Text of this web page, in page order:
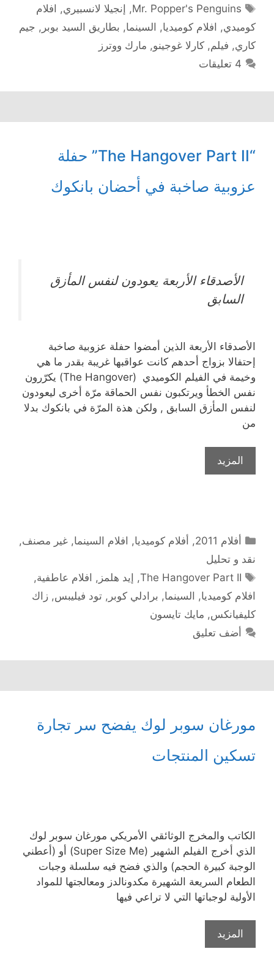
الوسوم
Mr. Popper's Penguins
, إنجيلا لانسبيري, افلام
كوميدي, افلام كوميديا, السينما, بطاريق السيد بوبر , جيم
كاري, فيلم, كارلا غوجينو, مارك ووترز
4 تعليقات
“The Hangover Part II” حفلة
عزوبية صاخبة في أحضان بانكوك
الأصدقاء الأربعة يعودون لنفس المأزق
السابق
الأصدقاء الأربعة الذين أمضوا حفلة عزوبية صاخبة
إحتفالا بزواج أحدهم كانت عواقبها غريبة بقدر ما هي
وخيمة في الفيلم الكوميدي (The Hangover) يكرّرون
نفس الخطأ ويرتكبون نفس الحماقة مرّة أخرى ليعودون
لنفس المأزق السابق , ولكن هذة المرّة في بانكوك بدلا
من
المزيد
التصنيفات
أفلام 2011 , أفلام كوميديا, افلام السينما,غير مصنف,
نقد و تحليل
الوسوم
The Hangover Part II
, إيد هلمز , افلام عاطفية,
افلام كوميديا, السينما, برادلي كوبر , تود فيليبس, زاك
كليفيانكس, مايك تايسون
أضف تعليق
مورغان سوبر لوك يفضح سر تجارة
تسكين المنتجات
الكاتب والمخرج الوثائقي الأمريكي مورغان سوبر لوك
الذي أخرج الفيلم الشهير (Super Size Me) أو (أعطني
الوجبة كبيرة الحجم) والذي فضح فيه سلسلة وجبات
الطعام السريعة الشهيرة مكدونالدز ومعالجتها للمواد
الأولية لوجباتها التي لا تراعي فيها
المزيد